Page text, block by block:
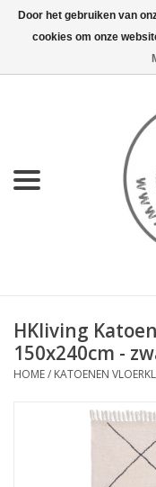
KEUKEN
LIFESTYLE
HKliving
150x240cm -
HOME/ KATOENEN
Door het gebruiken van
cookies om onze